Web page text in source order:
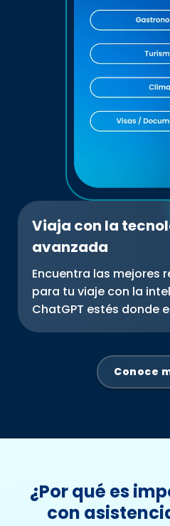
Viaja con la
avanzada
Encuentra las mejores
para tu viaje con la
ChatGPT estés donde
Conoce
¿Por qué es
con